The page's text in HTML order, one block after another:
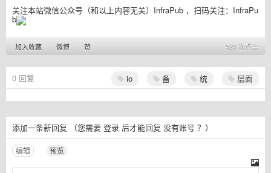
关注本站微信公众号（和以上内容无关）InfraPub ，扫码关注： InfraPu
b
520 次点击
加入收藏 微博 赞
io 备 统 层面
0 回复
添加一条新回复 （您需要 登录 后才能回复 没有账号 ？）
编辑 预览